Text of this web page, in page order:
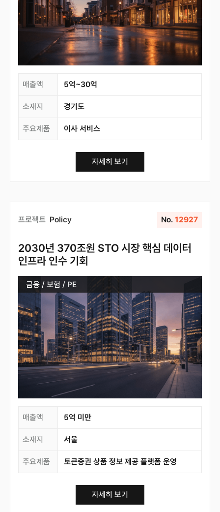
매출액 5억~30억
소재지 경기도
주요제품 이사 서비스
자세히 보기
프로젝트 Policy No. 12927
2030년 370조원 STO 시장 핵심 데이터
인프라 인수 기회
금융 / 보험 / PE
매출액 5억 미만
소재지 서울
주요제품 토큰증권 상품 정보 제공 플랫폼 운영
자세히 보기